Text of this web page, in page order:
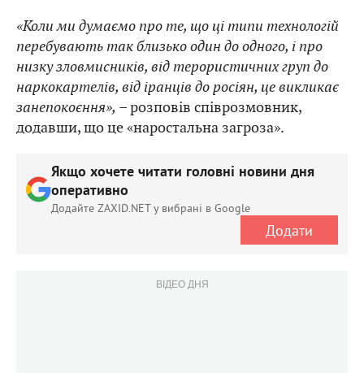
«Коли ми думаємо про те, що ці типи технологій
перебувають так близько один до одного, і про
низку зловмисників, від терористичних груп до
наркокартелів, від іранців до росіян, це викликає
занепокоєння», – розповів співрозмовник,
додавши, що це «наростальна загроза».
Якщо хочете читати головні новини дня
оперативно
Додайте ZAXID.NET у вибрані в Google
Додати
ВІДЕО ДНЯ